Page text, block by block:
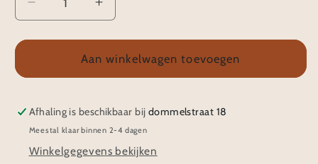
Aantal
verlagen
voor
klak
|
Sweet
Soft
Aantal
verhogen
voor
Klik-
klak
|
&amp;
Soft
Aan winkelwagen toevoegen
Afhaling is beschikbaar bij dommelstraat 18
Meestal klaar binnen 2-4 dagen
Winkelgegevens bekijken